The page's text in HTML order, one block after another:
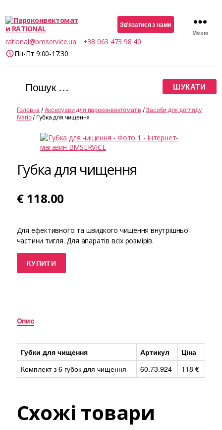
Пароконвектомати
RATIONAL
Зв’язатися з нами
rational@bmservice.ua
+38 063 473 98 40
Пн-Пт 9:00-17:30
Меню
Шукати:
Головна / Аксесуари для пароконвектоматів / Засоби для догляду
iVario/ Губка для чищення
Губка для чищення
€ 118.00
Для ефективного та швидкого чищення внутрішньої
частини тигля. Для апаратів всіх розмірів.
КУПИТИ
Опис
Губки для чищення Артикул
Ціна
Комплект з 6 губок для чищення
60.73.924 118 €
Схожі товари